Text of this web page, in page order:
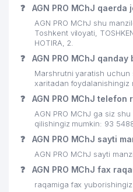
❓ AGN PRO MChJ qaerda
AGN PRO MChJ shu
Toshkent viloyati,
HOTIRA, 2.
❓ AGN PRO MChJ qanday
Marshrutni yaratish uchun
xaritadan foydalanishingiz
❓ AGN PRO MChJ telefon
AGN PRO MChJ ga siz
qilishingiz mumkin: 93
❓ AGN PRO MChJ sayti
AGN PRO MChJ sayti
❓ AGN PRO MChJ fax
raqamiga fax